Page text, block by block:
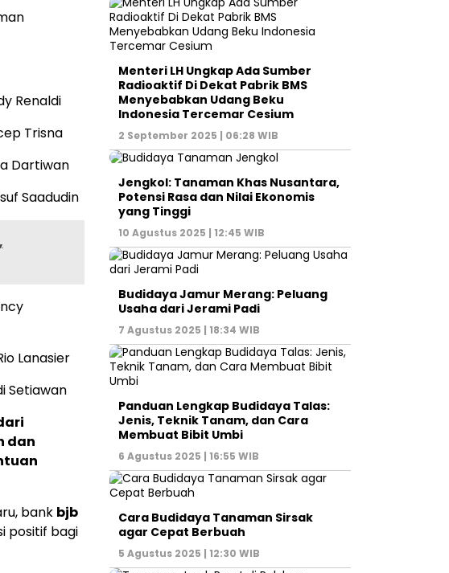
dan
bank bjb
positif bagi
Menteri LH Ungkap Ada Sumber
Radioaktif Di Dekat Pabrik BMS
Menyebabkan Udang Beku
Indonesia Tercemar Cesium
2 September 2025 | 06:28 WIB
Jengkol: Tanaman Khas Nusantara,
Potensi Rasa dan Nilai Ekonomis
yang Tinggi
10 Agustus 2025 | 12:45 WIB
Budidaya Jamur Merang: Peluang
Usaha dari Jerami Padi
7 Agustus 2025 | 18:34 WIB
Panduan Lengkap Budidaya Talas:
Jenis, Teknik Tanam, dan Cara
Membuat Bibit Umbi
6 Agustus 2025 | 16:55 WIB
Cara Budidaya Tanaman Sirsak
agar Cepat Berbuah
5 Agustus 2025 | 12:30 WIB